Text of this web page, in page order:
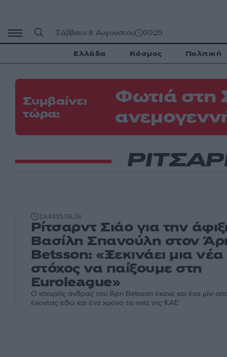
περιεχόμενο
Σάββατο 8 Αυγούστου 00:25
Ελλάδα Κόσμος Πολιτική
Συμβαίνει
τώρα:
Φωτιά στη
13:4315.06.26
Ρίτσαρντ Σιάο για την
Βασίλη Σπανούλη στον
Betsson: «Ξεκινάει μια
στόχος να παίξουμε στη
Euroleague»
Ο ισχυρός άνδρας του Άρη Betsson έκανε και ένα μίνι
έχοντας εδώ και ένα χρόνο τα ηνία της ΚΑΕ